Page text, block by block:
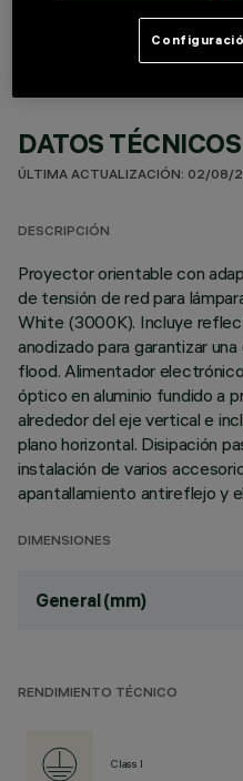
DATOS TÉCNICOS
ÚLTIMA ACTUALIZACIÓN: 02/08/
DESCRIPCIÓN
Proyector orientable con
de tensión de red para
White (3000K). Incluye
anodizado para garantizar
flood. Alimentador
óptico en aluminio fundido a
alrededor del eje vertical e
plano horizontal. Disipación
instalación de varios
apantallamiento antireflejo y
DIMENSIONES
General (mm)
RENDIMIENTO TÉCNICO
Class I